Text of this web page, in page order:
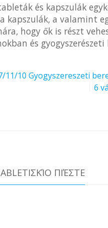
és kapszulák
kapszulák, a valamint
hogy ők is részt
és
11/10 Gyogyszereszeti
6
ΠΙΈΣΤΕ